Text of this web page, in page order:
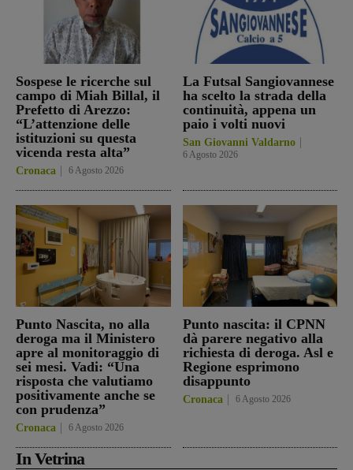
Sospese le ricerche sul
campo di Miah Billal, il
Prefetto di Arezzo:
“L’attenzione delle
istituzioni su questa
vicenda resta alta”
Cronaca 6 Agosto 2026
La Futsal Sangiovannese
ha scelto la strada della
continuità, appena un
paio i volti nuovi
San Giovanni Valdarno
6 Agosto 2026
Punto Nascita, no alla
deroga ma il Ministero
apre al monitoraggio di
sei mesi. Vadi: “Una
risposta che valutiamo
positivamente anche se
con prudenza”
Cronaca 6 Agosto 2026
Punto nascita: il CPNN
dà parere negativo alla
richiesta di deroga. Asl e
Regione esprimono
disappunto
Cronaca 6 Agosto 2026
In Vetrina